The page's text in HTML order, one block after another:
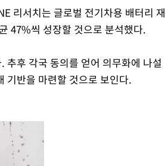
리서치는 글로벌 전기차용 배터리 재
47%씩 성장할 것으로 분석했다.
추후 각국 동의를 얻어 의무화에 나설
기반을 마련할 것으로 보인다.